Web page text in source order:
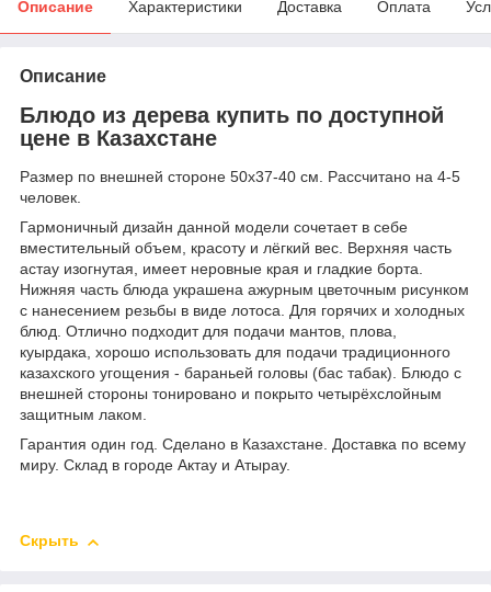
Описание Характеристики Доставка Оплата
Описание
Блюдо из дерева купить по доступной
цене в Казахстане
Размер по внешней стороне 50х37-40 см. Рассчитано на 4-5
человек.
Гармоничный дизайн данной модели сочетает в себе
вместительный объем, красоту и лёгкий вес. Верхняя часть
астау изогнутая, имеет неровные края и гладкие борта.
Нижняя часть блюда украшена ажурным цветочным рисунком
с нанесением резьбы в виде лотоса. Для горячих и холодных
блюд. Отлично подходит для подачи мантов, плова,
куырдака, хорошо использовать для подачи традиционного
казахского угощения - бараньей головы (бас табак). Блюдо с
внешней стороны тонировано и покрыто четырёхслойным
защитным лаком.
Гарантия один год. Сделано в Казахстане. Доставка по всему
миру. Склад в городе Актау и Атырау.
Скрыть